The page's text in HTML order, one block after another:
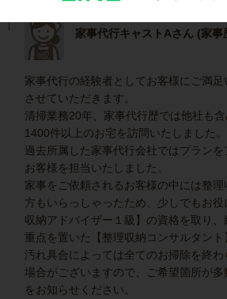
家事代行キャストAさん (家事
家事代行の経験者としてお客様にご満
させていただきます。
清掃業務20年、家事代行歴では他社も
1400件以上のお宅を訪問いたしました。
過去所属した家事代行会社ではプラン
お客様を担当いたしました。
家事をご依頼されるお客様の中には整理
方もいらっしゃったため、少しでもお
収納アドバイザー１級】の資格を取り
重点を置いた【整理収納コンサルタント
汚れ具合によっては全てのお掃除を終
場合がございますので、ご希望箇所が
をお知らせください。